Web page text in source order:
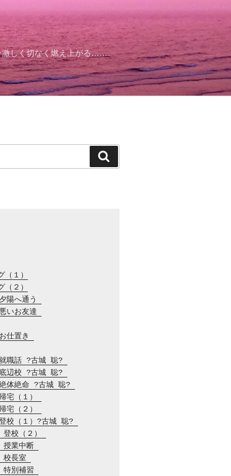
激しく切なく燃え上がる……
索
（１）
（２）
陽へ通う
いお友達
仕置き
職話 ?古城 聡?
辺校 ?古城 聡?
体絶命 ?古城 聡?
宅（１）
宅（２）
校（１）?古城 聡?
登校（２）
授業中断
校長室
特別補習